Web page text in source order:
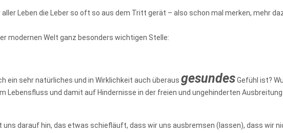
Leben die Leber so oft so aus dem Tritt gerät – also schon mal merken, mehr
modernen Welt ganz besonders wichtigen Stelle:
sehr natürliches und in Wirklichkeit auch überaus gesundesGefühl ist?
Lebensfluss und damit auf Hindernisse in der freien und ungehinderten
uns darauf hin, das etwas schiefläuft, dass wir uns ausbremsen (lassen), dass wir